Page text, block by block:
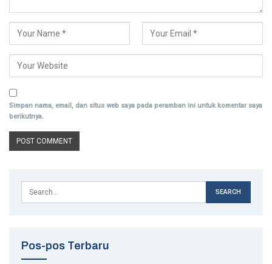
Simpan nama, email, dan situs web saya pada peramban ini untuk komentar saya
berikutnya.
Pos-pos Terbaru